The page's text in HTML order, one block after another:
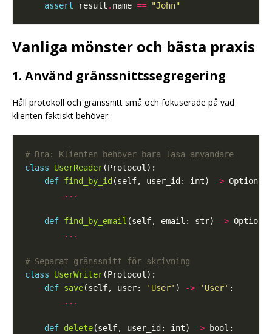
assert result . name == "John"
Vanliga mönster och bästa praxis
1. Använd gränssnittssegregering
Håll protokoll och gränssnitt små och fokuserade på vad
klienten faktiskt behöver:
# Bra: Klienten behöver bara läsa användare
class
UserReader
def find_by_id (self, user_id: int) -> Optional[
...
def find_by_email (self, email: str) ->
...
# Separat gränssnitt för skrivning
class
UserWriter
def save(self, user: 'User' ) -> 'User'
...
def delete(self, user_id: int) ->